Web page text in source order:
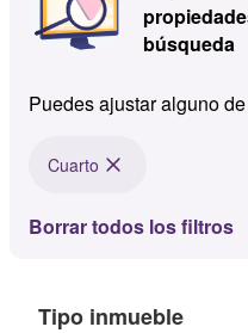
búsqueda
Puedes ajustar alguno
Cuarto
Borrar todos los filtros
Tipo inmueble